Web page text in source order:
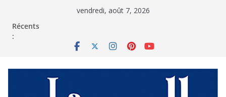
vendredi, août 7, 2026
Récents
: